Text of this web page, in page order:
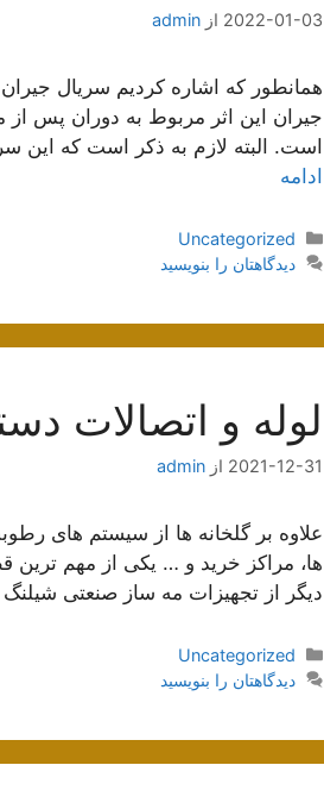
2022-01-03 از admin
همانطور که اشاره کردیم سریال
جیران این اثر مربوط به دوران پس
است. البته لازم به ذکر است که این
ادامه
دسته‌ها
Uncategorized
دیدگاهتان را بنویسید
لوله و اتصالات
2021-12-31 از admin
علاوه بر گلخانه ها از سیستم های
ها، مراکز خرید و … یکی از مهم
دیگر از تجهیزات مه ساز صنعتی
دسته‌ها
Uncategorized
دیدگاهتان را بنویسید